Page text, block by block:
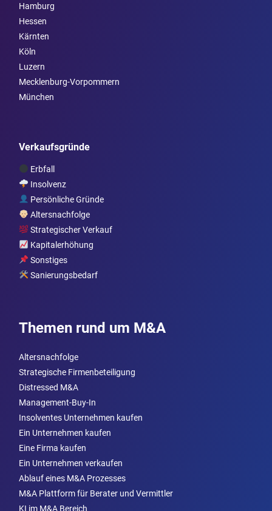
Hamburg
Hessen
Kärnten
Köln
Luzern
Mecklenburg-Vorpommern
München
Verkaufsgründe
Erbfall
Insolvenz
Persönliche Gründe
Altersnachfolge
Strategischer Verkauf
Kapitalerhöhung
Sonstiges
Sanierungsbedarf
Themen rund um M&A
Altersnachfolge
Strategische Firmenbeteiligung
Distressed M&A
Management-Buy-In
Insolventes Unternehmen kaufen
Ein Unternehmen kaufen
Eine Firma kaufen
Ein Unternehmen verkaufen
Ablauf eines M&A Prozesses
M&A Plattform für Berater und Vermittler
KI im M&A Bereich